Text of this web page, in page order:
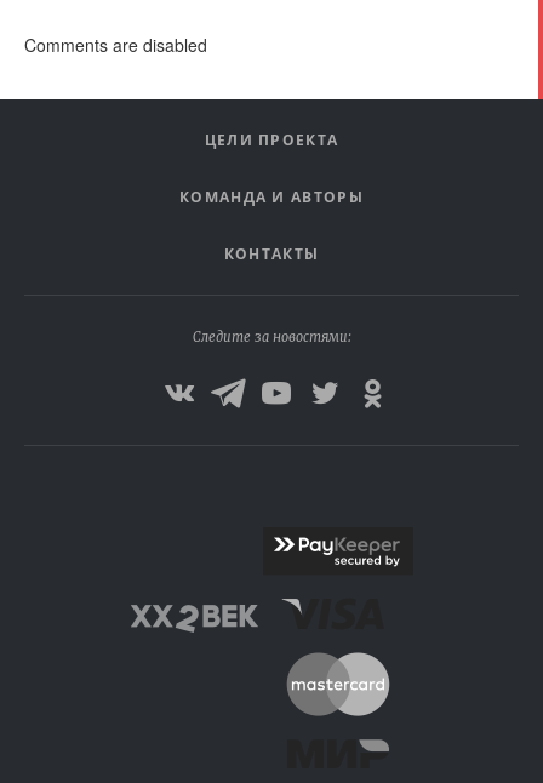
Comments are disabled
ЦЕЛИ ПРОЕКТА
КОМАНДА И АВТОРЫ
КОНТАКТЫ
Следите за новостями: